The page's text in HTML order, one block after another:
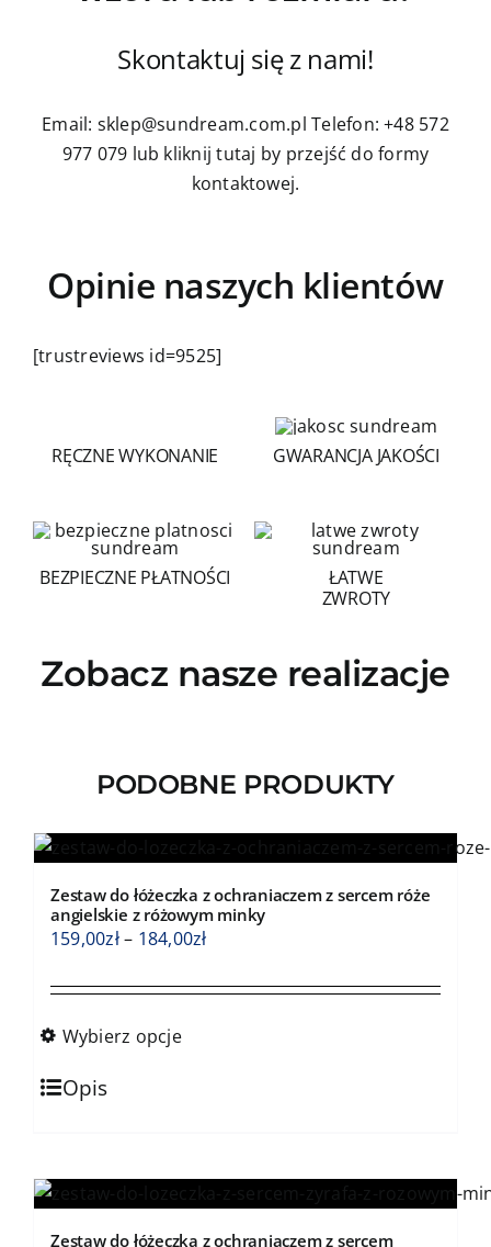
Skontaktuj się z nami!
Email: sklep@sundream.com.pl Telefon: +48 572
977 079 lub kliknij tutaj by przejść do formy
kontaktowej.
Opinie naszych klientów
[trustreviews id=9525]
RĘCZNE WYKONANIE GWARANCJA JAKOŚCI
BEZPIECZNE PŁATNOŚCI
ŁATWE
ZWROTY
Zobacz nasze realizacje
PODOBNE PRODUKTY
Zestaw do łóżeczka z ochraniaczem z sercem róże
angielskie z różowym minky
159,00zł– 184,00złZakres
od
Wybierz opcje
Ten
produkt
wariantów.
Opis
Zestaw do łóżeczka z ochraniaczem z sercem